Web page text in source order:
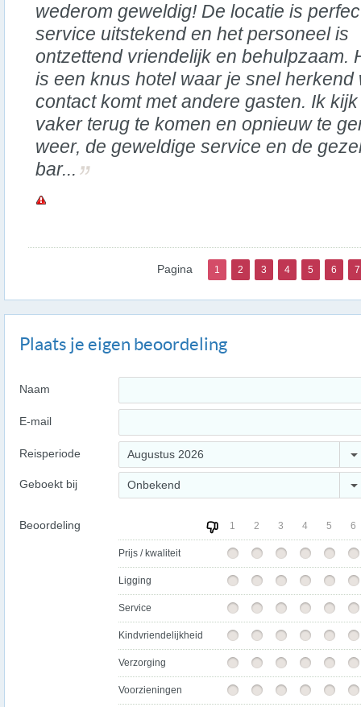
wederom geweldig! De locatie is
service uitstekend en het personeel is
ontzettend vriendelijk en behulpzaam.
is een knus hotel waar je snel
contact komt met andere gasten. Ik
vaker terug te komen en opnieuw te
weer, de geweldige service en de
bar...
Pagina 1 2 3 4 5 6 7
Plaats je eigen beoordeling
Naam
E-mail
Reisperiode Augustus 2026
Geboekt bij Onbekend
Beoordeling 1 2 3 4 5 6
Prijs / kwaliteit
Ligging
Service
Kindvriendelijkheid
Verzorging
Voorzieningen